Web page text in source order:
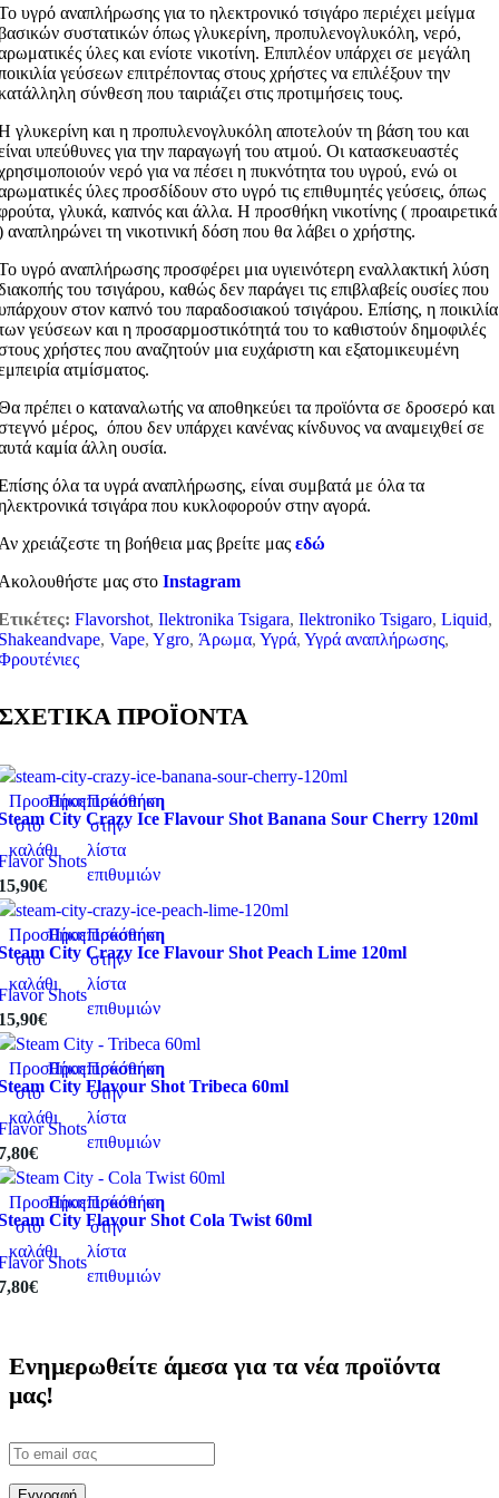
υγρό αναπλήρωσης για το ηλεκτρονικό τσιγάρο περιέχει μείγμα
συστατικών όπως γλυκερίνη, προπυλενογλυκόλη, νερό,
ύλες και ενίοτε νικοτίνη. Επιπλέον υπάρχει σε μεγάλη
γεύσεων επιτρέποντας στους χρήστες να επιλέξουν την
σύνθεση που ταιριάζει στις προτιμήσεις τους.
γλυκερίνη και η προπυλενογλυκόλη αποτελούν τη βάση του και
υπεύθυνες για την παραγωγή του ατμού. Οι κατασκευαστές
νερό για να πέσει η πυκνότητα του υγρού, ενώ οι
ύλες προσδίδουν στο υγρό τις επιθυμητές γεύσεις, όπως
γλυκά, καπνός και άλλα. Η προσθήκη νικοτίνης ( προαιρετικά
αναπληρώνει τη νικοτινική δόση που θα λάβει ο χρήστης.
υγρό αναπλήρωσης προσφέρει μια υγιεινότερη εναλλακτική λύση
του τσιγάρου, καθώς δεν παράγει τις επιβλαβείς ουσίες που
στον καπνό του παραδοσιακού τσιγάρου. Επίσης, η ποικιλία
γεύσεων και η προσαρμοστικότητά του το καθιστούν δημοφιλές
χρήστες που αναζητούν μια ευχάριστη και εξατομικευμένη
ατμίσματος.
πρέπει ο καταναλωτής να αποθηκεύει τα προϊόντα σε δροσερό και
μέρος, όπου δεν υπάρχει κανένας κίνδυνος να αναμειχθεί σε
καμία άλλη ουσία.
όλα τα υγρά αναπλήρωσης, είναι συμβατά με όλα τα
τσιγάρα που κυκλοφορούν στην αγορά.
χρειάζεστε τη βοήθεια μας βρείτε μας εδώ
μας στο Instagram
Flavorshot, Ilektronika Tsigara, Ilektroniko Tsigaro, Liquid,
, Vape, Ygro, Άρωμα, Υγρά, Υγρά αναπλήρωσης,
ΠΡΟΪΟΝΤΑ
Προσθήκη
στο
καλάθι
Προεπισκόπηση
Πρόσθήκη
στην
λίστα
επιθυμιών
City Crazy Ice Flavour Shot Banana Sour Cherry 120ml
Shots
€
Προσθήκη
στο
καλάθι
Προεπισκόπηση
Πρόσθήκη
στην
λίστα
επιθυμιών
City Crazy Ice Flavour Shot Peach Lime 120ml
Shots
€
Προσθήκη
στο
καλάθι
Προεπισκόπηση
Πρόσθήκη
στην
λίστα
επιθυμιών
City Flavour Shot Tribeca 60ml
Shots
€
Προσθήκη
στο
καλάθι
Προεπισκόπηση
Πρόσθήκη
στην
λίστα
επιθυμιών
City Flavour Shot Cola Twist 60ml
Shots
€
Ενημερωθείτε άμεσα για τα νέα προϊόντα
μας!